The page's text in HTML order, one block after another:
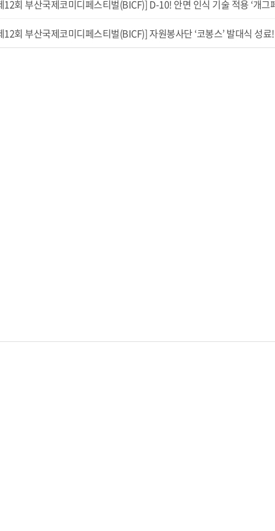
12회 부산국제코미디페스티벌(BICF)] D-10! 안면 인식 기술 적용 ‘개
12회 부산국제코미디페스티벌(BICF)] 자원봉사단 ‘코봉스’ 발대식 성료